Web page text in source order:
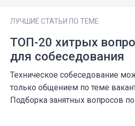
ЛУЧШИЕ СТАТЬИ ПО ТЕМЕ
ТОП-20 хитрых
для собеседования
Техническое собеседование
только общением по теме
Подборка занятных вопросов